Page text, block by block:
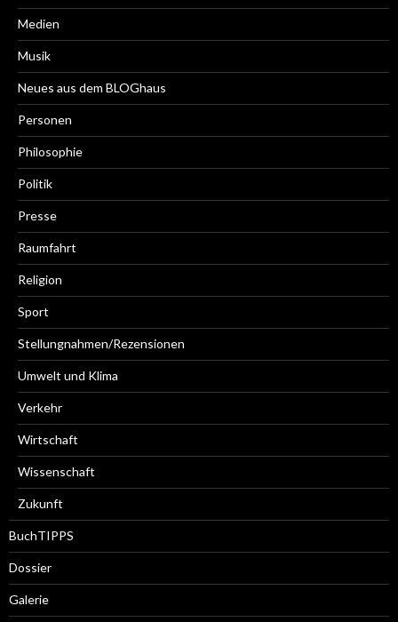
Medien
Musik
Neues aus dem BLOGhaus
Personen
Philosophie
Politik
Presse
Raumfahrt
Religion
Sport
Stellungnahmen/Rezensionen
Umwelt und Klima
Verkehr
Wirtschaft
Wissenschaft
Zukunft
BuchTIPPS
Dossier
Galerie